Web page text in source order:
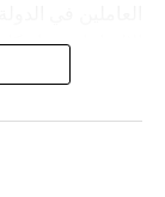
الالتزامات تجاه
الاجتماعية
وأكد تحقيق
الضريبية دون
وغيرها، مشيرًا